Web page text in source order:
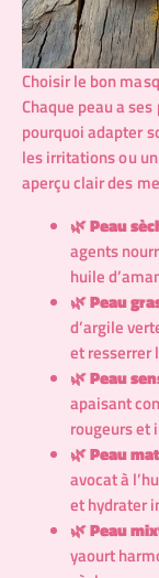
Choisir le bon
Chaque peau a
pourquoi adapter
les irritations ou
aperçu clair des
🌿Peau
agents
huile
🌿Peau
d’argile
et resserrer
🌿Peau
apaisant
rougeurs et
🌿Peau
avocat à
et hydrater
🌿Peau
yaourt